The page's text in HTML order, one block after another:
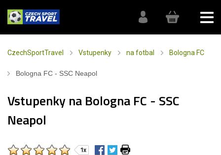
CzechSportTravel Vstupenky na fotbal Bologna FC
Bologna FC - SSC Neapol
Vstupenky na Bologna FC - SSC
Neapol
1x